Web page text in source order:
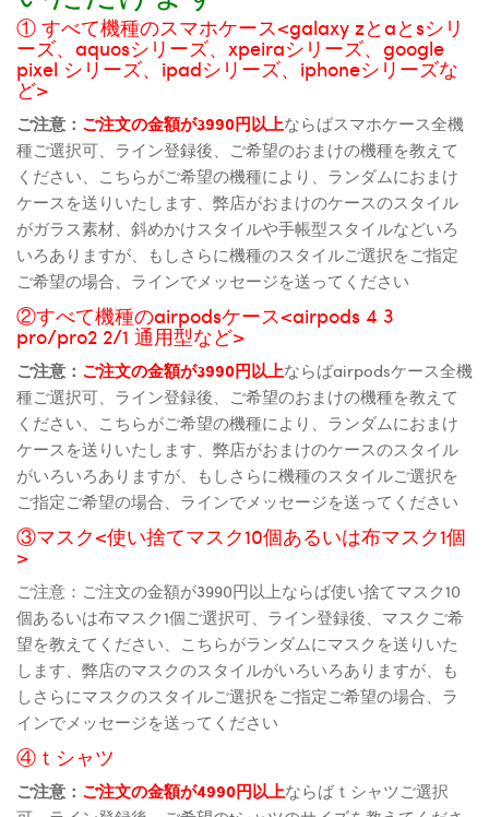
① すべて機種のスマホケース<galaxy zとaとsシリ
ーズ、aquosシリーズ、xpeiraシリーズ、google
pixel シリーズ、ipadシリーズ、iphoneシリーズな
ど>
ご注意： ご注文の金額が3990円以上ならばスマホケース全機
種ご選択可、ライン登録後、ご希望のおまけの機種を教えて
ください、こちらがご希望の機種により、ランダムにおまけ
ケースを送りいたします、弊店がおまけのケースのスタイル
がガラス素材、斜めかけスタイルや手帳型スタイルなどいろ
いろありますが、もしさらに機種のスタイルご選択をご指定
ご希望の場合、ラインでメッセージを送ってください
②すべて機種のairpodsケース<airpods 4 3
pro/pro2 2/1 通用型など>
ご注意： ご注文の金額が3990円以上ならばairpodsケース全機
種ご選択可、ライン登録後、ご希望のおまけの機種を教えて
ください、こちらがご希望の機種により、ランダムにおまけ
ケースを送りいたします、弊店がおまけのケースのスタイル
がいろいろありますが、もしさらに機種のスタイルご選択を
ご指定ご希望の場合、ラインでメッセージを送ってください
③マスク<使い捨てマスク10個あるいは布マスク1個
>
ご注意：ご注文の金額が3990円以上ならば使い捨てマスク10
個あるいは布マスク1個ご選択可、ライン登録後、マスクご希
望を教えてください、こちらがランダムにマスクを送りいた
します、弊店のマスクのスタイルがいろいろありますが、も
しさらにマスクのスタイルご選択をご指定ご希望の場合、ラ
インでメッセージを送ってください
④ｔシャツ
ご注意： ご注文の金額が4990円以上ならばｔシャツご選択